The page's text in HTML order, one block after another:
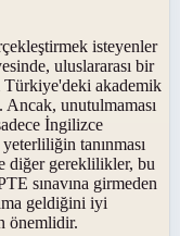
isteyenler
uluslararası bir
akademik
unutulmaması
İngilizce
tanınması
diğer gereklilikler, bu
sınavına girmeden
geldiğini iyi
önemlidir.